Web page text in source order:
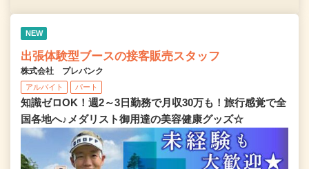
NEW
出張体験型ブースの接客販売スタッフ
株式会社 プレバンク
アルバイト パート
知識ゼロOK！週2～3日勤務で月収30万も！旅行感覚で全
国各地へ♪メダリスト御用達の美容健康グッズ☆